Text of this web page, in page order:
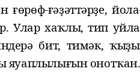
ғөрөф-ғәҙәттәрҙе,
Улар хаҡлы, тип
бит, тимәк,
яуаплылығын онотҡан.